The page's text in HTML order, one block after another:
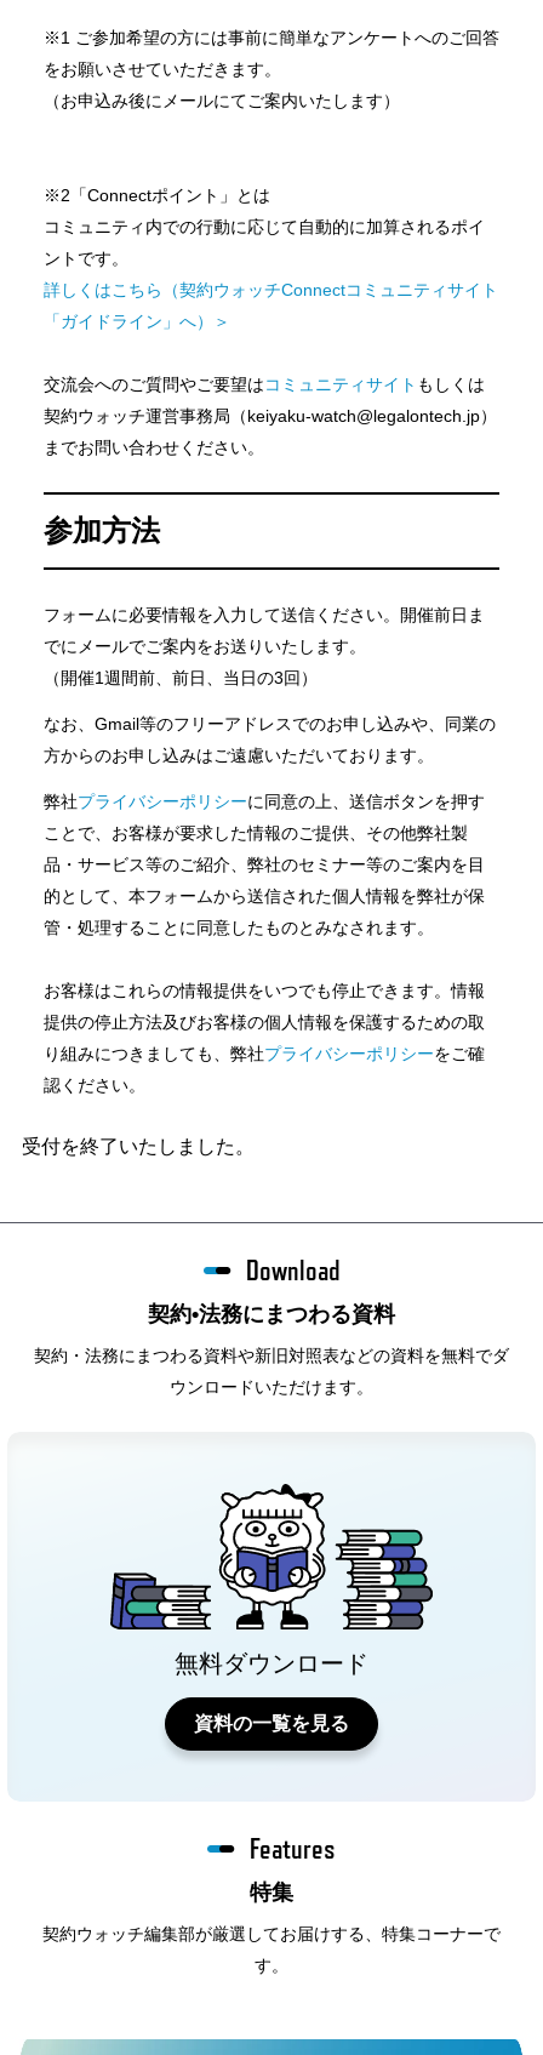
※1 ご参加希望の方には事前に簡単なアンケートへのご回答
をお願いさせていただきます。
（お申込み後にメールにてご案内いたします）
※2「Connectポイント」とは
コミュニティ内での行動に応じて自動的に加算されるポイ
ントです。
詳しくはこちら（契約ウォッチConnectコミュニティサイト
「ガイドライン」へ）＞
交流会へのご質問やご要望はコミュニティサイト もしくは
契約ウォッチ運営事務局（keiyaku-watch@legalontech.jp）
までお問い合わせください。
参加方法
フォームに必要情報を入力して送信ください。開催前日ま
でにメールでご案内をお送りいたします。
（開催1週間前、前日、当日の3回）
なお、Gmail等のフリーアドレスでのお申し込みや、同業の
方からのお申し込みはご遠慮いただいております。
弊社プライバシーポリシーに同意の上、送信ボタンを押す
ことで、お客様が要求した情報のご提供、その他弊社製
品・サービス等のご紹介、弊社のセミナー等のご案内を目
的として、本フォームから送信された個人情報を弊社が保
管・処理することに同意したものとみなされます。
お客様はこれらの情報提供をいつでも停止できます。情報
提供の停止方法及びお客様の個人情報を保護するための取
り組みにつきましても、弊社プライバシーポリシーをご確
認ください。
受付を終了いたしました。
契約•法務にまつわる資料
Download
契約・法務にまつわる資料や新旧対照表などの資料を無料でダ
ウンロードいただけます。
無料ダウンロード
資料の一覧を見る
特集
Features
契約ウォッチ編集部が厳選してお届けする、特集コーナーで
す。